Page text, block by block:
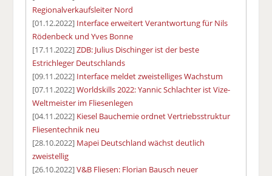
Regionalverkaufsleiter Nord
[01.12.2022] Interface erweitert Verantwortung für Nils
Rödenbeck und Yves Bonne
[17.11.2022]ZDB: Julius Dischinger ist der beste
Estrichleger Deutschlands
[09.11.2022] Interface meldet zweistelliges Wachstum
[07.11.2022]Worldskills 2022: Yannic Schlachter ist Vize-
Weltmeister im Fliesenlegen
[04.11.2022] Kiesel Bauchemie ordnet Vertriebsstruktur
Fliesentechnik neu
[28.10.2022] Mapei Deutschland wächst deutlich
zweistellig
[26.10.2022]V&B Fliesen: Florian Bausch neuer